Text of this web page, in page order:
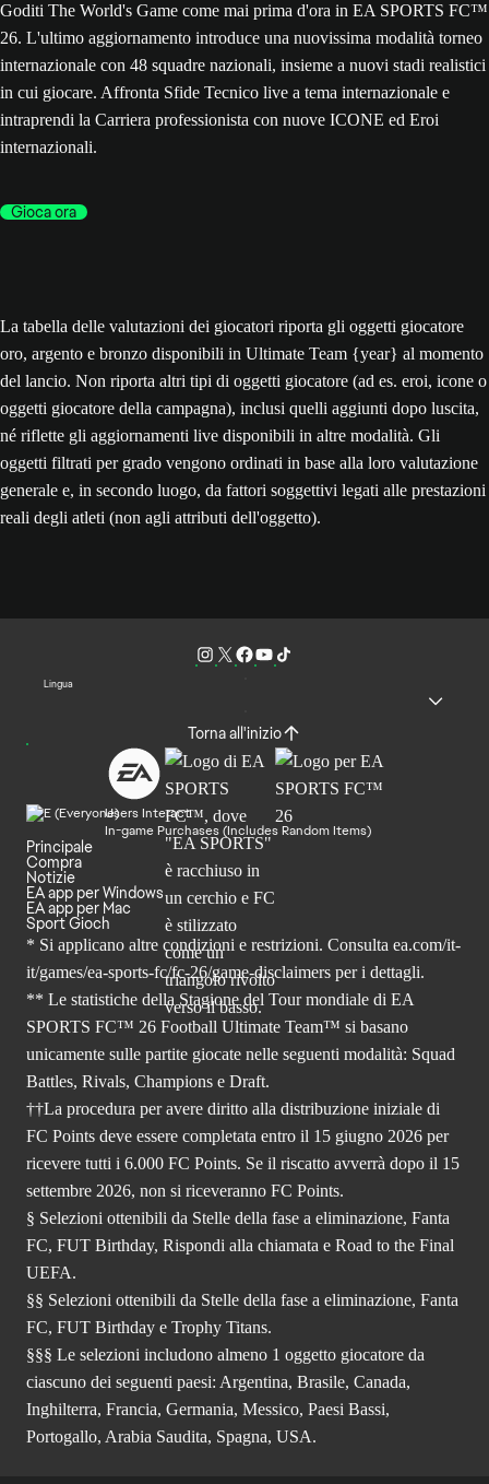
Goditi The World's Game come mai prima d'ora in EA SPORTS FC™
26. L'ultimo aggiornamento introduce una nuovissima modalità torneo
internazionale con 48 squadre nazionali, insieme a nuovi stadi realistici
in cui giocare. Affronta Sfide Tecnico live a tema internazionale e
intraprendi la Carriera professionista con nuove ICONE ed Eroi
internazionali.
Gioca ora
La tabella delle valutazioni dei giocatori riporta gli oggetti giocatore
oro, argento e bronzo disponibili in Ultimate Team {year} al momento
del lancio. Non riporta altri tipi di oggetti giocatore (ad es. eroi, icone o
oggetti giocatore della campagna), inclusi quelli aggiunti dopo luscita,
né riflette gli aggiornamenti live disponibili in altre modalità. Gli
oggetti filtrati per grado vengono ordinati in base alla loro valutazione
generale e, in secondo luogo, da fattori soggettivi legati alle prestazioni
reali degli atleti (non agli attributi dell'oggetto).
Lingua
Torna all'inizio
Users Interact
In-game Purchases (Includes Random Items)
Principale
Compra
Notizie
EA app per Windows
EA app per Mac
Sport Gioch
* Si applicano altre condizioni e restrizioni. Consulta ea.com/it-
it/games/ea-sports-fc/fc-26/game-disclaimers per i dettagli.
** Le statistiche della Stagione del Tour mondiale di EA
SPORTS FC™ 26 Football Ultimate Team™ si basano
unicamente sulle partite giocate nelle seguenti modalità: Squad
Battles, Rivals, Champions e Draft.
††La procedura per avere diritto alla distribuzione iniziale di
FC Points deve essere completata entro il 15 giugno 2026 per
ricevere tutti i 6.000 FC Points. Se il riscatto avverrà dopo il 15
settembre 2026, non si riceveranno FC Points.
§ Selezioni ottenibili da Stelle della fase a eliminazione, Fanta
FC, FUT Birthday, Rispondi alla chiamata e Road to the Final
UEFA.
§§ Selezioni ottenibili da Stelle della fase a eliminazione, Fanta
FC, FUT Birthday e Trophy Titans.
§§§ Le selezioni includono almeno 1 oggetto giocatore da
ciascuno dei seguenti paesi: Argentina, Brasile, Canada,
Inghilterra, Francia, Germania, Messico, Paesi Bassi,
Portogallo, Arabia Saudita, Spagna, USA.